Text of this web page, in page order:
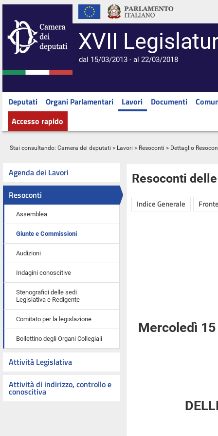
XVII
dal 15/03/2013 - al 22/03/2018
Deputati Organi Parlamentari Lavori Documenti
Accesso rapido
Stai consultando: Camera dei deputati > Lavori > Resoconti > Dettaglio
Agenda dei Lavori
Resoconti
Assemblea
Giunte e Commissioni
Audizioni
Indagini conoscitive
Stenografici delle sedi
Legislativa e Redigente
Comitato per la legislazione
Bollettino degli Organi Collegiali
Attività Legislativa
Attività di indirizzo, controllo e
conoscitiva
Resoconti
Indice Generale
Mercoledì